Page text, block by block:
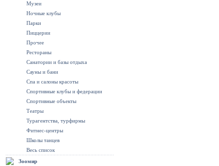
Музеи
Ночные клубы
Парки
Пиццерии
Прочее
Рестораны
Санатории и базы отдыха
Сауны и бани
Спа и салоны красоты
Спортивные клубы и федерации
Спортивные объекты
Театры
Турагентства, турфирмы
Фитнес-центры
Школы танцев
Весь список
Зоомир